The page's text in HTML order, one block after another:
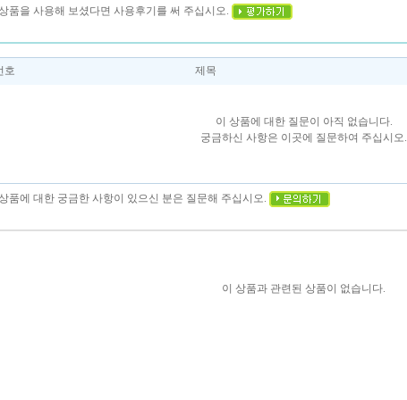
품을 사용해 보셨다면 사용후기를 써 주십시오.
호 제목
이 상품에 대한 질문이 아직 없습니다.
궁금하신 사항은 이곳에 질문하여 주십시오.
품에 대한 궁금한 사항이 있으신 분은 질문해 주십시오.
이 상품과 관련된 상품이 없습니다.